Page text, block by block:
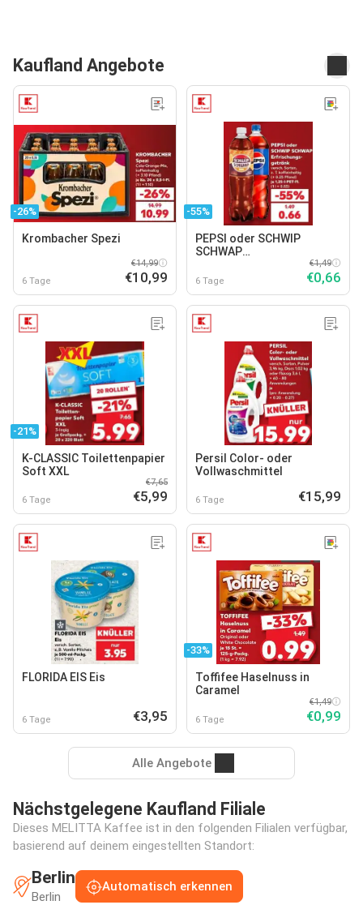
Kaufland Angebote
-26%
Krombacher Spezi
6 Tage
€14,99
€10,99
-55%
PEPSI oder SCHWIP
SCHWAP
6 Tage
€1,49
€0,66
-21%
K-CLASSIC Toilettenpapier
Soft XXL
6 Tage
€7,65
€5,99
Persil Color- oder
Vollwaschmittel
6 Tage €15,99
FLORIDA EIS Eis
6 Tage €3,95
-33%
Toffifee Haselnuss in
Caramel
6 Tage
€1,49
€0,99
Alle Angebote
Nächstgelegene Kaufland Filiale
Dieses MELITTA Kaffee ist in den folgenden Filialen verfügbar,
basierend auf deinem eingestellten Standort:
Berlin
Berlin
Automatisch erkennen